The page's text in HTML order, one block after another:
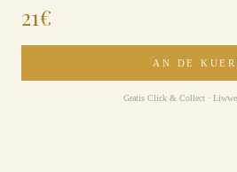
21€
AN DE
Gratis Click & Collect ·